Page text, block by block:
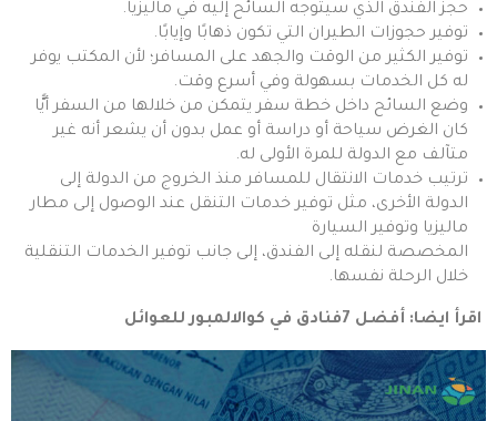
حجز الفندق الذي سيتوجه السائح إليه في ماليزيا.
توفير حجوزات الطيران التي تكون ذهابًا وإيابًا.
توفير الكثير من الوقت والجهد على المسافر؛ لأن المكتب يوفر
له كل الخدمات بسهولة وفي أسرع وقت.
وضع السائح داخل خطة سفر يتمكن من خلالها من السفر أيًّا
كان الغرض سياحة أو دراسة أو عمل بدون أن يشعر أنه غير
متآلف مع الدولة للمرة الأولى له.
ترتيب خدمات الانتقال للمسافر منذ الخروج من الدولة إلى
الدولة الأخرى، مثل توفير خدمات التنقل عند الوصول إلى مطار
ماليزيا وتوفير السيارة
المخصصة لنقله إلى الفندق، إلى جانب توفير الخدمات التنقلية
خلال الرحلة نفسها.
اقرأ ايضا: أفضل 7فنادق في كوالالمبور للعوائل